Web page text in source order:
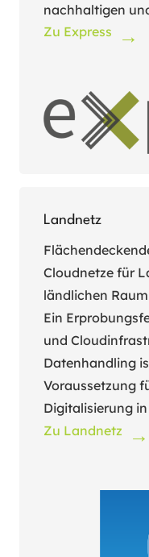
nachhaltigen
Zu Express
Landnetz
Cloudnetze für
ländlichen Raum
Ein
und
Datenhandling
Voraussetzung
Digitalisierung
Zu Landnetz